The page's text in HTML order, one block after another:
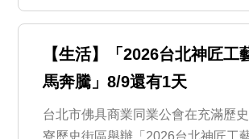
【生活】「2026台北神匠工
馬奔騰」8/9還有1天
台北市佛具商業同業公會在充滿歷
寮歷史街區舉辦「2026台北神匠工